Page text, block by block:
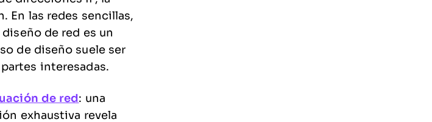
En las redes sencillas,
de red es un
de diseño suele ser
interesadas.
de red: una
exhaustiva revela